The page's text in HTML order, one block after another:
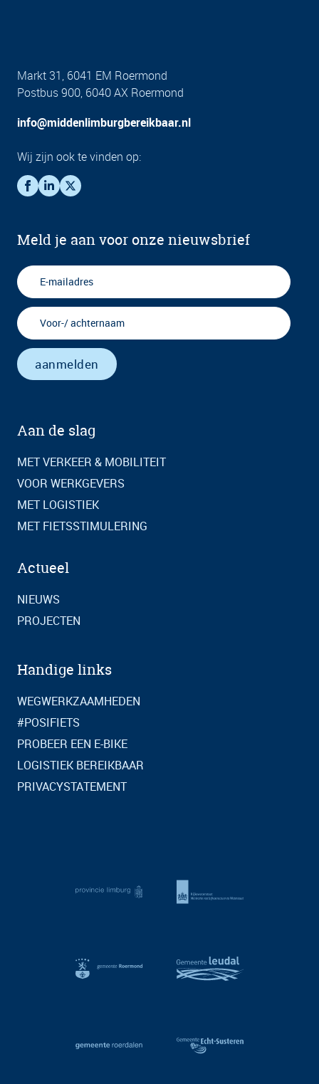
Markt 31, 6041 EM Roermond
Postbus 900, 6040 AX Roermond
info@middenlimburgbereikbaar.nl
Wij zijn ook te vinden op:
Meld je aan voor onze nieuwsbrief
Aan de slag
MET VERKEER & MOBILITEIT
VOOR WERKGEVERS
MET LOGISTIEK
MET FIETSSTIMULERING
Actueel
NIEUWS
PROJECTEN
Handige links
WEGWERKZAAMHEDEN
#POSIFIETS
PROBEER EEN E-BIKE
LOGISTIEK BEREIKBAAR
PRIVACYSTATEMENT